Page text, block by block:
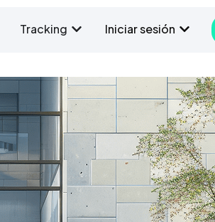
Tracking Iniciar sesión